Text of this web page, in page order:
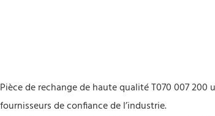
Pièce de rechange de haute qualité T070 007
fournisseurs de confiance de l’industrie.